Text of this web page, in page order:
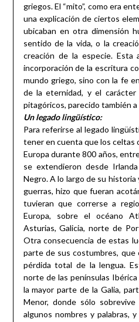
griegos. El “mito”, como era
una explicación de ciertos
ubicaban en otra dimensión
sentido de la vida, o la
creación de la especie. Esta
incorporación de la escritura
mundo griego, sino con la fe
de la eternidad, y el
pitagóricos, parecido también
Un legado lingüístico:
Para referirse al legado
tener en cuenta que los celtas
Europa durante 800 años,
se extendieron desde
Negro. A lo largo de su historia
guerras, hizo que fueran
tuvieran que correrse a
Europa, sobre el océano
Asturias, Galicia, norte de
Otra consecuencia de estas
parte de sus costumbres, que
pérdida total de la lengua.
norte de las penínsulas
la mayor parte de la Galia,
Menor, donde sólo
algunos nombres y palabras,